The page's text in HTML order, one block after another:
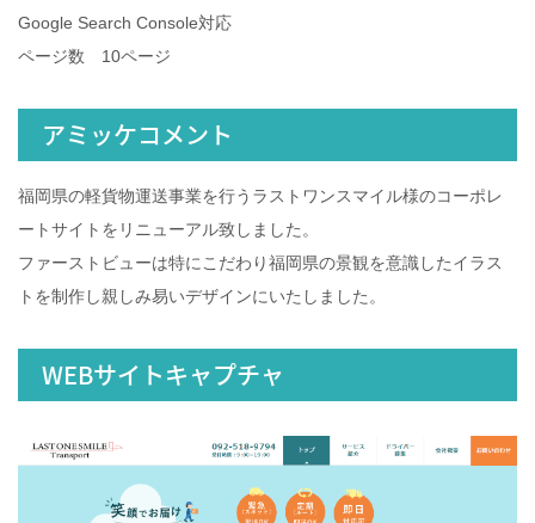
Google Search Console対応
ページ数 10ページ
アミッケコメント
福岡県の軽貨物運送事業を行うラストワンスマイル様のコーポレ
ートサイトをリニューアル致しました。
ファーストビューは特にこだわり福岡県の景観を意識したイラス
トを制作し親しみ易いデザインにいたしました。
WEBサイトキャプチャ